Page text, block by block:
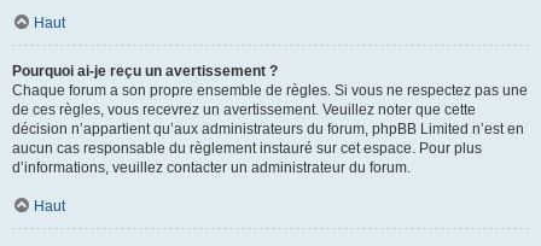
Haut
Pourquoi ai-je reçu un avertissement ?
Chaque forum a son propre ensemble de règles. Si vous ne respectez pas une
de ces règles, vous recevrez un avertissement. Veuillez noter que cette
décision n’appartient qu’aux administrateurs du forum, phpBB Limited n’est en
aucun cas responsable du règlement instauré sur cet espace. Pour plus
d’informations, veuillez contacter un administrateur du forum.
Haut